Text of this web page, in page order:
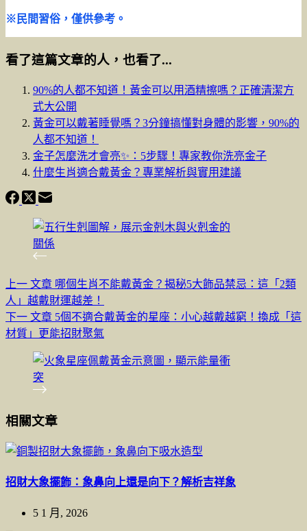
※民間習俗，僅供參考。
看了這篇文章的人，也看了...
90%的人都不知道！黃金可以用酒精擦嗎？正確清潔方
式大公開
黃金可以戴著睡覺嗎？3分鐘搞懂對身體的影響，90%的
人都不知道！
金子怎麼洗才會亮✨：5步驟！專家教你洗亮金子
什麼生肖適合戴黃金？專業解析與實用建議
上一 文章 哪個生肖不能戴黃金？揭秘5大飾品禁忌：這「2類
人」越戴財運越差！
下一 文章 5個不適合戴黃金的星座：小心越戴越窮！換成「這
材質」更能招財聚氣
相關文章
招財大象擺飾：象鼻向上還是向下？解析吉祥象
5 1 月, 2026